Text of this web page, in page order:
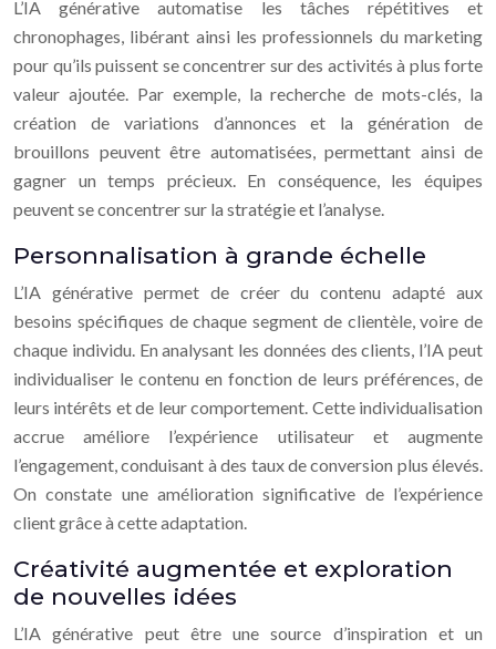
L’IA générative automatise les tâches répétitives et
chronophages, libérant ainsi les professionnels du marketing
pour qu’ils puissent se concentrer sur des activités à plus forte
valeur ajoutée. Par exemple, la recherche de mots-clés, la
création de variations d’annonces et la génération de
brouillons peuvent être automatisées, permettant ainsi de
gagner un temps précieux. En conséquence, les équipes
peuvent se concentrer sur la stratégie et l’analyse.
Personnalisation à grande échelle
L’IA générative permet de créer du contenu adapté aux
besoins spécifiques de chaque segment de clientèle, voire de
chaque individu. En analysant les données des clients, l’IA peut
individualiser le contenu en fonction de leurs préférences, de
leurs intérêts et de leur comportement. Cette individualisation
accrue améliore l’expérience utilisateur et augmente
l’engagement, conduisant à des taux de conversion plus élevés.
On constate une amélioration significative de l’expérience
client grâce à cette adaptation.
Créativité augmentée et exploration
de nouvelles idées
L’IA générative peut être une source d’inspiration et un